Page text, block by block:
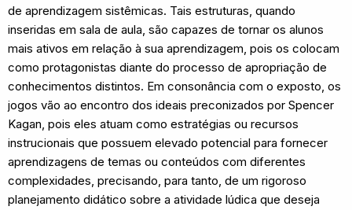
de aprendizagem sistêmicas. Tais estruturas, quando
inseridas em sala de aula, são capazes de tornar os alunos
mais ativos em relação à sua aprendizagem, pois os colocam
como protagonistas diante do processo de apropriação de
conhecimentos distintos. Em consonância com o exposto, os
jogos vão ao encontro dos ideais preconizados por Spencer
Kagan, pois eles atuam como estratégias ou recursos
instrucionais que possuem elevado potencial para fornecer
aprendizagens de temas ou conteúdos com diferentes
complexidades, precisando, para tanto, de um rigoroso
planejamento didático sobre a atividade lúdica que deseja